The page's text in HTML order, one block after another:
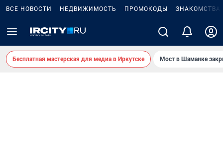
ВСЕ НОВОСТИ НЕДВИЖИМОСТЬ ПРОМОКОДЫ ЗНАКОМСТВА
Бесплатная мастерская для медиа в Иркутске Мост в Шаманке